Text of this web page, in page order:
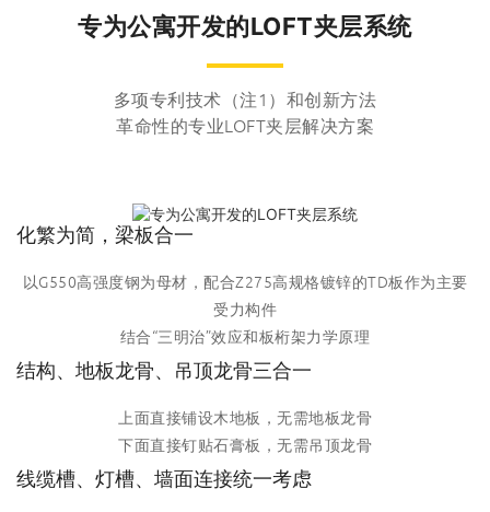
专为公寓开发的LOFT夹层系统
多项专利技术（注1）和创新方法
革命性的专业LOFT夹层解决方案
化繁为简，梁板合一
以G550高强度钢为母材，配合Z275高规格镀锌的TD板作为主要
受力构件
结合“三明治”效应和板桁架力学原理
结构、地板龙骨、吊顶龙骨三合一
上面直接铺设木地板，无需地板龙骨
下面直接钉贴石膏板，无需吊顶龙骨
线缆槽、灯槽、墙面连接统一考虑